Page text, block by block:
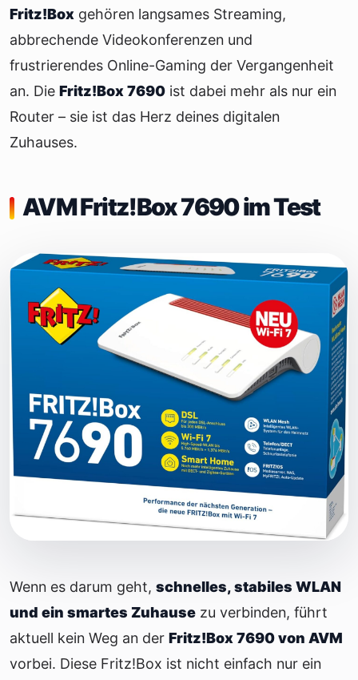
Fritz!Box gehören langsames Streaming,
abbrechende Videokonferenzen und
frustrierendes Online-Gaming der Vergangenheit
an. Die Fritz!Box 7690 ist dabei mehr als nur ein
Router – sie ist das Herz deines digitalen
Zuhauses.
AVM Fritz!Box 7690 im Test
Wenn es darum geht, schnelles, stabiles WLAN
und ein smartes Zuhause zu verbinden, führt
aktuell kein Weg an der Fritz!Box 7690 von AVM
vorbei. Diese Fritz!Box ist nicht einfach nur ein